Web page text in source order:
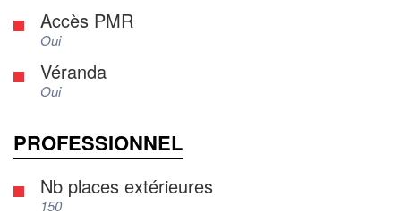
Accès PMR
Oui
Véranda
Oui
PROFESSIONNEL
Nb places extérieures
150